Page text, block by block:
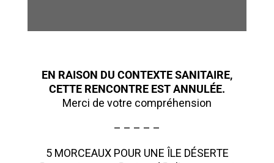
EN RAISON DU CONTEXTE SANITAIRE,
CETTE RENCONTRE EST ANNULÉE.
Merci de votre compréhension
– – – – –
5 MORCEAUX POUR UNE ÎLE DÉSERTE